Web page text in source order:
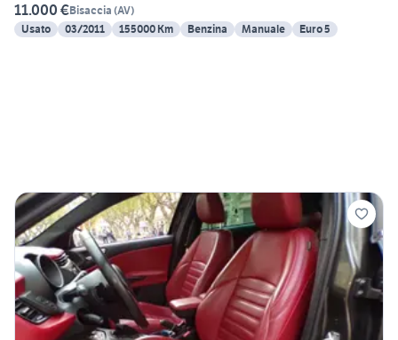
11.000 €Bisaccia (AV)
Usato
03/2011 155000 Km Benzina Manuale Euro 5